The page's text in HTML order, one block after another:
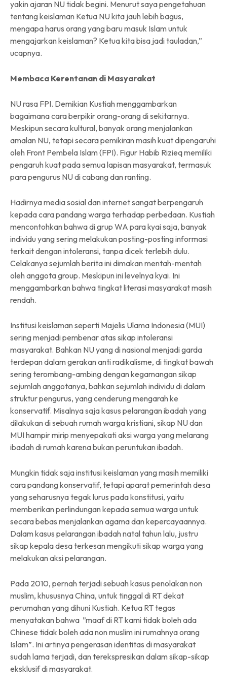
yakin ajaran NU tidak begini. Menurut saya pengetahuan
tentang keislaman Ketua NU kita jauh lebih bagus,
mengapa harus orang yang baru masuk Islam untuk
mengajarkan keislaman? Ketua kita bisa jadi tauladan,”
ucapnya.
Membaca Kerentanan di Masyarakat
NU rasa FPI. Demikian Kustiah menggambarkan
bagaimana cara berpikir orang-orang di sekitarnya.
Meskipun secara kultural, banyak orang menjalankan
amalan NU, tetapi secara pemikiran masih kuat dipengaruhi
oleh Front Pembela Islam (FPI). Figur Habib Rizieq memiliki
pengaruh kuat pada semua lapisan masyarakat, termasuk
para pengurus NU dicabang dan ranting.
Hadirnya media sosial dan internet sangat berpengaruh
kepada cara pandang warga terhadap perbedaan. Kustiah
mencontohkan bahwa di grup WA para kyai saja, banyak
individu yang sering melakukan posting-posting informasi
terkait dengan intoleransi, tanpa dicek terlebih dulu.
Celakanya sejumlah berita ini dimakan mentah-mentah
oleh anggota group. Meskipun ini levelnya kyai. Ini
menggambarkan bahwa tingkat literasi masyarakat masih
rendah.
Institusi keislaman seperti Majelis Ulama Indonesia (MUI)
sering menjadi pembenar atas sikap intoleransi
masyarakat. Bahkan NU yang di nasional menjadi garda
terdepan dalam gerakan anti radikalisme, di tingkat bawah
sering terombang-ambing dengan kegamangan sikap
sejumlah anggotanya, bahkan sejumlah individu di dalam
struktur pengurus, yang cenderung mengarah ke
konservatif. Misalnya saja kasus pelarangan ibadah yang
dilakukan di sebuah rumah warga kristiani, sikap NU dan
MUI hampir mirip menyepakati aksi warga yang melarang
ibadah di rumah karena bukan peruntukan ibadah.
Mungkin tidak saja institusi keislaman yang masih memiliki
cara pandang konservatif, tetapi aparat pemerintah desa
yang seharusnya tegak lurus pada konstitusi, yaitu
memberikan perlindungan kepada semua warga untuk
secara bebas menjalankan agama dan kepercayaannya.
Dalam kasus pelarangan ibadah natal tahun lalu, justru
sikap kepala desa terkesan mengikuti sikap warga yang
melakukan aksi pelarangan.
Pada 2010, pernah terjadi sebuah kasus penolakan non
muslim, khususnya China, untuk tinggal di RT dekat
perumahan yang dihuni Kustiah. Ketua RT tegas
menyatakan bahwa ”maaf di RT kami tidak boleh ada
Chinese tidak boleh ada non muslim ini rumahnya orang
Islam”. Ini artinya pengerasan identitas di masyarakat
sudah lama terjadi, dan terekspresikan dalam sikap-sikap
eksklusif di masyarakat.